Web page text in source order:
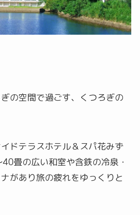
の空間で過ごす、くつろぎの
イドテラスホテル＆スパ花みず
畳の広い和室や含鉄の冷泉・
があり旅の疲れをゆっくりと